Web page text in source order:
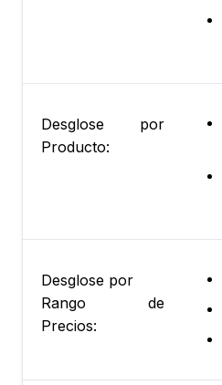
Desglose por
Producto:
Desglose por
Rango de
Precios: